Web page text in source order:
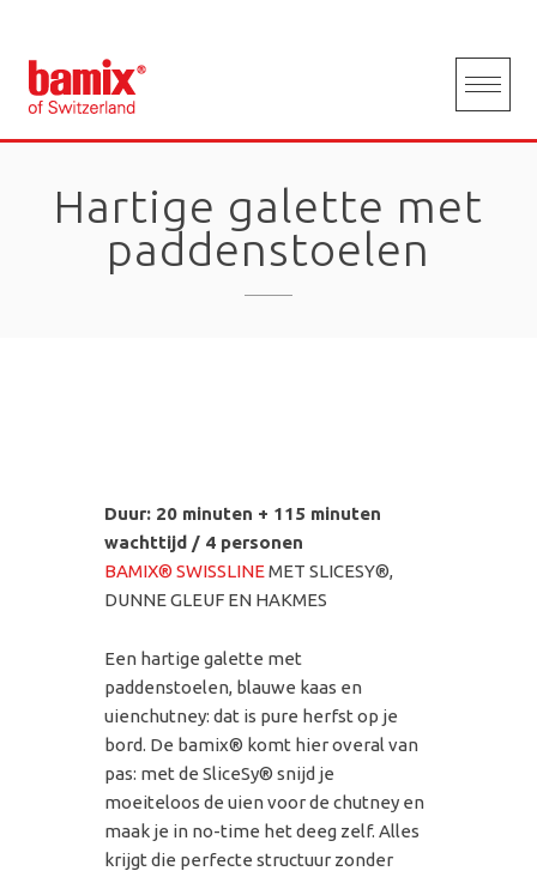
content
Hartige galette met
paddenstoelen
Duur: 20 minuten + 115 minuten
wachttijd / 4 personen
BAMIX® SWISSLINE MET SLICESY®,
DUNNE GLEUF EN HAKMES
Een hartige galette met
paddenstoelen, blauwe kaas en
uienchutney: dat is pure herfst op je
bord. De bamix® komt hier overal van
pas: met de SliceSy® snijd je
moeiteloos de uien voor de chutney en
maak je in no-time het deeg zelf. Alles
krijgt die perfecte structuur zonder